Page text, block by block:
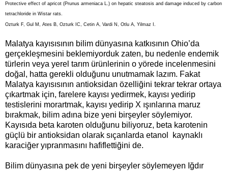
Protective effect of apricot (Prunus armeniaca L.) on hepatic steatosis and damage induced by carbon
tetrachloride in Wistar rats.
Ozturk F, Gul M Ates B Ozturk IC Cetin A Vardi N Otlu A Yilmaz I
Malatya kayısısının bilim dünyasına katkısının Ohio’da
gerçekleşmesini beklemiyorduk zaten, bu nedenle endemik
türlerin veya yerel tarım ürünlerinin o yörede incelenmesini
doğal, hatta gerekli olduğunu unutmamak lazım. Fakat
Malatya kayısısının antioksidan özelliğini tekrar tekrar ortaya
çıkartmak için, farelere kayısı yedirmek, kayısı yedirip
testislerini morartmak, kayısı yedirip X ışınlarına maruz
bırakmak, bilim adına bize yeni birşeyler söylemiyor.
Kayısıda beta karoten olduğunu biliyoruz, beta karotenin
güçlü bir antioksidan olarak sıçanlarda etanol kaynaklı
karaciğer yıpranmasını hafiflettiğini de.
Bilim dünyasına pek de yeni birşeyler söylemeyen Iğdır